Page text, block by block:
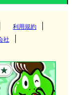
選び方
県最大のター
アクセスも非
店では、マン
利用規約
社